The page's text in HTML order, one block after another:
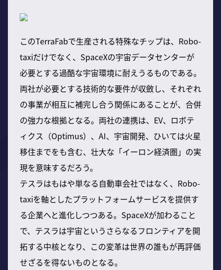
このTerraFabで生産される特殊なチップは、Robo-
taxiだけでなく、SpaceXの宇宙データセンターが
必要とする過酷な宇宙環境に耐えうるものである。
両社が必要とする技術的な要件が収斂し、それぞれ
の事業が相互に補完し合う関係にあることが、合併
の強力な根拠となる。両社の連携は、EV、ロボテ
ィクス（Optimus）、AI、宇宙開発、ひいては火星
移住までをも含む、壮大な「イーロン経済圏」の実
現を意味するだろう。
テスラはもはや単なる自動車会社ではなく、Robo-
taxiを軸としたプラットフォームサービスを提供す
る企業へと進化しつつある。SpaceXが加わること
で、テスラは宇宙というさらなるフロンティアを開
拓する中核となり、この変革は世界の誰もが再評価
せざるを得ないものとなる。